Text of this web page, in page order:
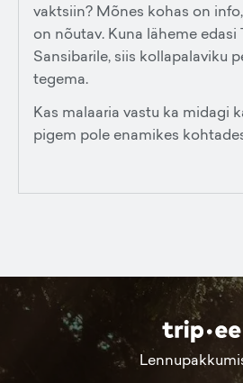
vaktsiin? Mõnes kohas on
on nõutav. Kuna läheme edasi
Sansibarile, siis kollapalaviku
tegema.
Kas malaaria vastu ka midagi
pigem pole enamikes